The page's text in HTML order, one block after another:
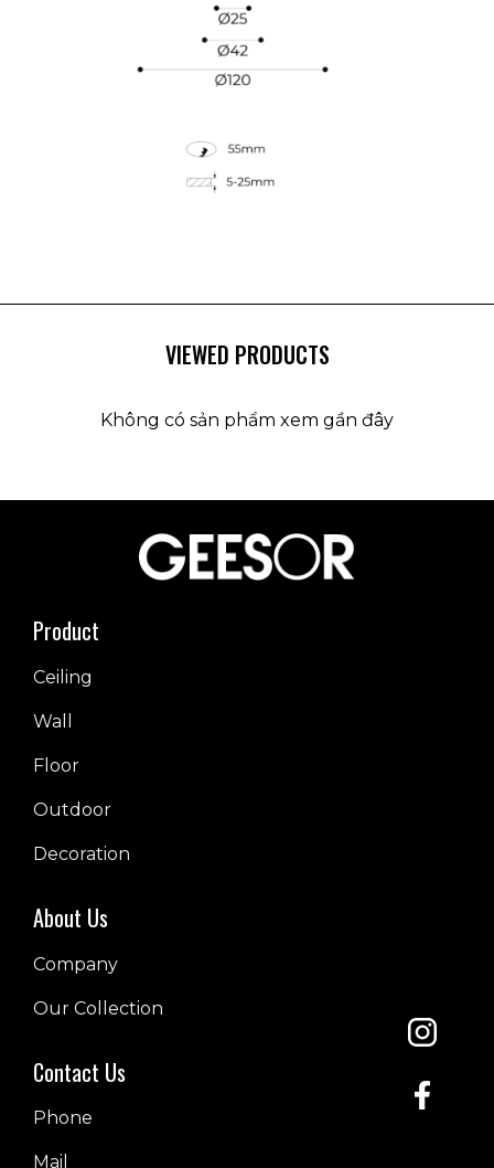
VIEWED PRODUCTS
Không có sản phẩm xem gần đây
Product
Ceiling
Wall
Floor
Outdoor
Decoration
About Us
Company
Our Collection
Contact Us
Phone
Mail